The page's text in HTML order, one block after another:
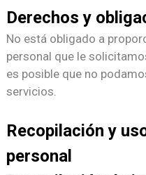
Derechos y
No está obligado a
personal que le
es posible que no
servicios.
Recopilación y
personal